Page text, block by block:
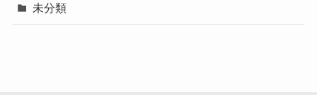
未分類